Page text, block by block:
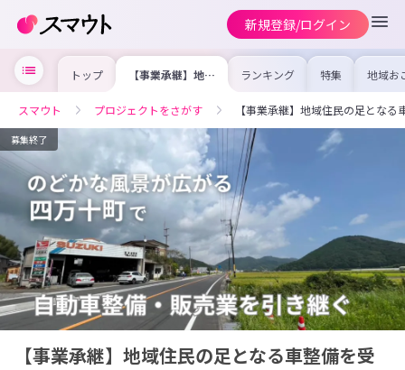
新規登録/ログイン
トップ 【事業承継】地域
住民の足となる車
自動車整備・販売
業【高知県四万十
町】
ランキング 特集 地域お
の求
を集め
事内容
を比較
合った
スマウト プロジェクトをさがす 【事業承継】地域住民の足とな
募集終了
【事業承継】地域住民の足となる車整備を受